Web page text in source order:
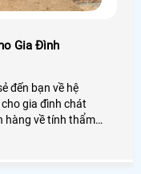
Gia Đình
đến bạn về hệ
gia đình chát
hàng về tính thẩm